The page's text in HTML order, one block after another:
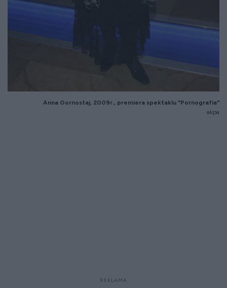
Anna Gornostaj, 2009r., premiera spektaklu "Pornografia"
akpa